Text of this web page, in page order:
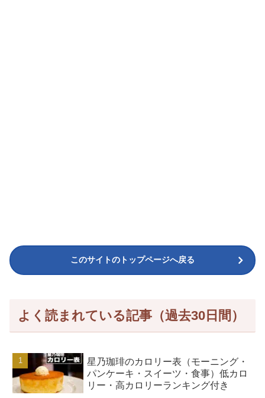
このサイトのトップページへ戻る
よく読まれている記事（過去30日間）
星乃珈琲のカロリー表（モーニング・
パンケーキ・スイーツ・食事）低カロ
リー・高カロリーランキング付き